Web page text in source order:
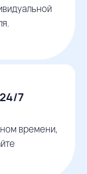
7
времени,